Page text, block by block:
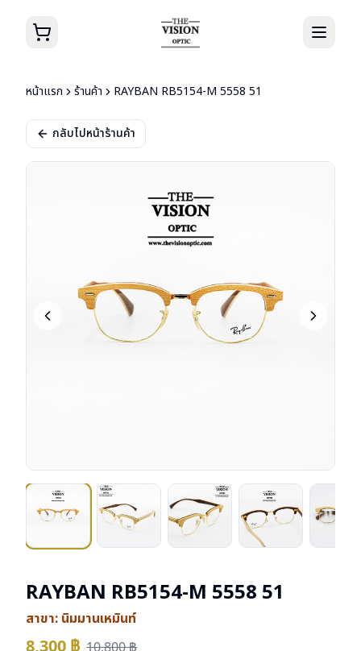
หน้าแรก ร้านค้า RAYBAN RB5154-M 5558 51
กลับไปหน้าร้านค้า
RAYBAN RB5154-M 5558 51
สาขา: นิมมานเหมินท์
8,300 ฿ 10,800฿